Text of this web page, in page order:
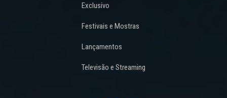
Exclusivo
Festivais e Mostras
Lançamentos
Televisão e Streaming